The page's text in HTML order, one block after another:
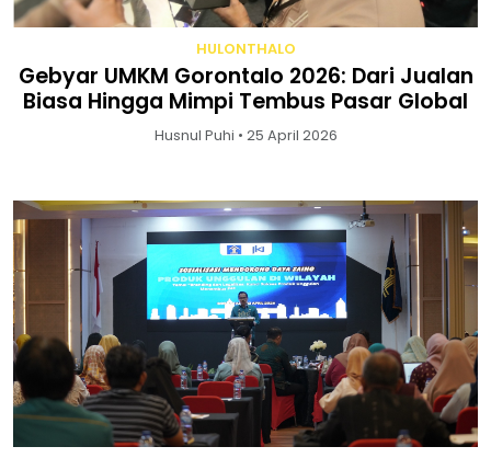
HULONTHALO
Gebyar UMKM Gorontalo 2026: Dari Jualan
Biasa Hingga Mimpi Tembus Pasar Global
Husnul Puhi • 25 April 2026